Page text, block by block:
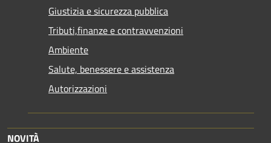
Giustizia e sicurezza pubblica
Tributi,finanze e contravvenzioni
Ambiente
Salute, benessere e assistenza
Autorizzazioni
NOVITÀ